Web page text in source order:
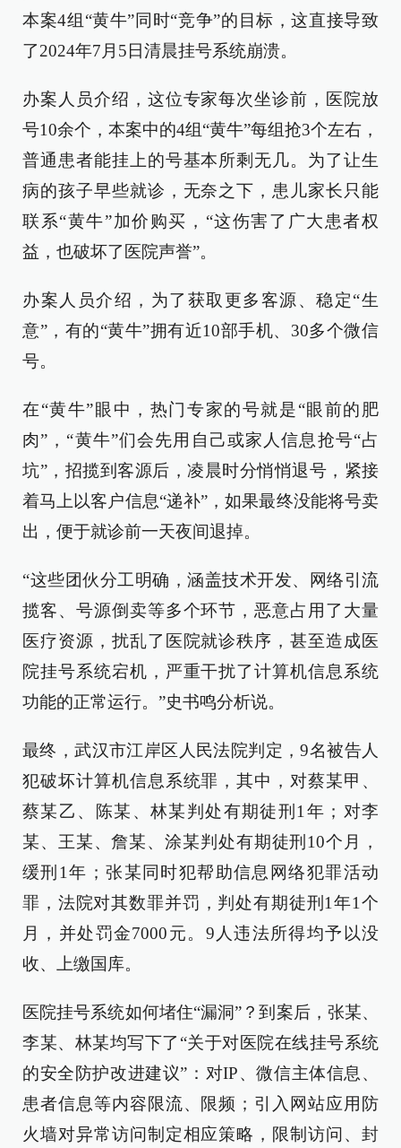
本案4组“黄牛”同时“竞争”的目标，这直接导致
了2024年7月5日清晨挂号系统崩溃。
办案人员介绍，这位专家每次坐诊前，医院放
号10余个，本案中的4组“黄牛”每组抢3个左右，
普通患者能挂上的号基本所剩无几。为了让生
病的孩子早些就诊，无奈之下，患儿家长只能
联系“黄牛”加价购买，“这伤害了广大患者权
益，也破坏了医院声誉”。
办案人员介绍，为了获取更多客源、稳定“生
意”，有的“黄牛”拥有近10部手机、30多个微信
号。
在“黄牛”眼中，热门专家的号就是“眼前的肥
肉”，“黄牛”们会先用自己或家人信息抢号“占
坑”，招揽到客源后，凌晨时分悄悄退号，紧接
着马上以客户信息“递补”，如果最终没能将号卖
出，便于就诊前一天夜间退掉。
“这些团伙分工明确，涵盖技术开发、网络引流
揽客、号源倒卖等多个环节，恶意占用了大量
医疗资源，扰乱了医院就诊秩序，甚至造成医
院挂号系统宕机，严重干扰了计算机信息系统
功能的正常运行。”史书鸣分析说。
最终，武汉市江岸区人民法院判定，9名被告人
犯破坏计算机信息系统罪，其中，对蔡某甲、
蔡某乙、陈某、林某判处有期徒刑1年；对李
某、王某、詹某、涂某判处有期徒刑10个月，
缓刑1年；张某同时犯帮助信息网络犯罪活动
罪，法院对其数罪并罚，判处有期徒刑1年1个
月，并处罚金7000元。9人违法所得均予以没
收、上缴国库。
医院挂号系统如何堵住“漏洞”？到案后，张某、
李某、林某均写下了“关于对医院在线挂号系统
的安全防护改进建议”：对IP、微信主体信息、
患者信息等内容限流、限频；引入网站应用防
火墙对异常访问制定相应策略，限制访问、封